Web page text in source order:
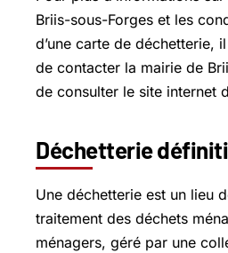
Briis-sous-Forges et les
d’une carte de déchetterie,
de contacter la mairie de
de consulter le site internet
Déchetterie
Une déchetterie est un lieu
traitement des déchets
ménagers, géré par une